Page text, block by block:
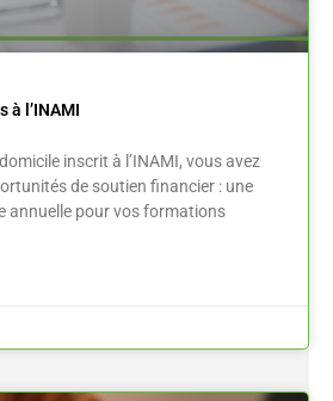
à l’INAMI
inscrit à l’INAMI, vous avez
de soutien financier : une
annuelle pour vos formations